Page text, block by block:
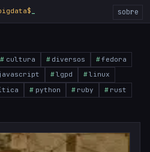
sobre
cultura diversos
fedora
lgpd
linux
python ruby
rust